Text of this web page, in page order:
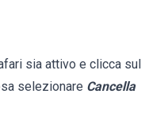
sia attivo e clicca sul
selezionare Cancella